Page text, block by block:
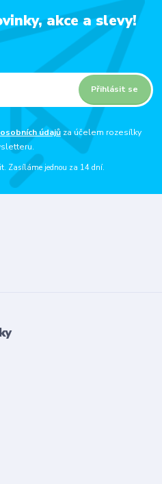
akce a slevy!
Přihlásit se
údajůza účelem rozesílky
Zasíláme jednou za 14 dní.